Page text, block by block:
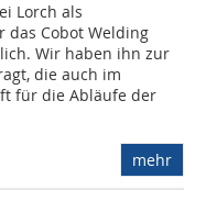
Lorch als
das Cobot Welding
Wir haben ihn zur
die auch im
für die Abläufe der
mehr